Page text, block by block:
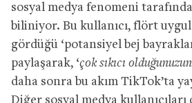
sosyal medya fenomeni
biliniyor. Bu kullanıcı, flört
gördüğü ‘potansiyel bej
paylaşarak, ‘çok sıkıcı
daha sonra bu akım TikTok’ta